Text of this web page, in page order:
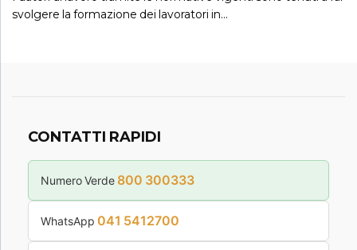
svolgere la formazione dei lavoratori in…
CONTATTI RAPIDI
Numero Verde 800 300333
WhatsApp 041 5412700